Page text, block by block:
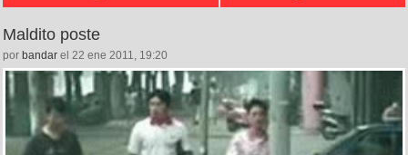
Maldito poste
por bandar el 22 ene 2011, 19:20